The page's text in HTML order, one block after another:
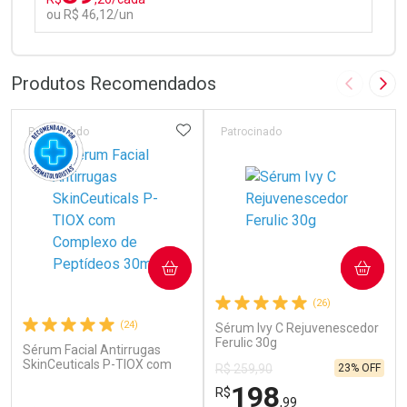
ou R$ 46,12/un
Laboratório
Ativar Desconto
Por R$ 46,12/cada
Por Menos
Por R$ 46,12/cada
Produtos Recomendados Imagem
(24)
Sérum Facial Antirrugas
SkinCeuticals P-TIOX com
Patrocinado ADICIONAR AOS FAVORITOS
COMPRAR
(26)
Sérum Ivy C Rejuvenescedor
Ferulic 30g
Patrocinado
R$ 259,90
R$198,99
23% OFF
COMPRAR